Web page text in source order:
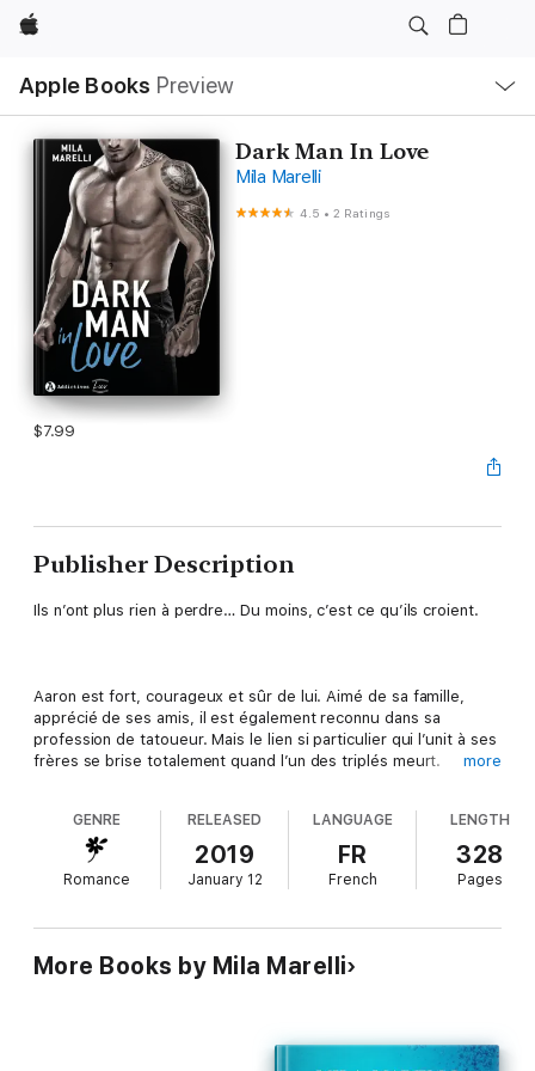
Apple
Apple Books Preview
Nav
Open
Menu
Dark Man In Love
Mila Marelli
4.5 •2 Ratings
$7.99
Publisher Description
Ils n’ont plus rien à perdre… Du moins, c’est ce qu’ils croient.
Aaron est fort, courageux et sûr de lui. Aimé de sa famille,
apprécié de ses amis, il est également reconnu dans sa
profession de tatoueur. Mais le lien si particulier qui l’unit à ses
frères se brise totalement quand l’un des triplés meurt.
particulier.
Sauf qu’il y a Ashley, sa nouvelle voisine, solide et fragile à la
nuits et faire voler en éclats les fermes résolutions d’Aaron.
more
GENRE
Romance
RELEASED
2019
January 12
LANGUAGE
FR
French
LENGTH
328
Pages
More Books by Mila Marelli